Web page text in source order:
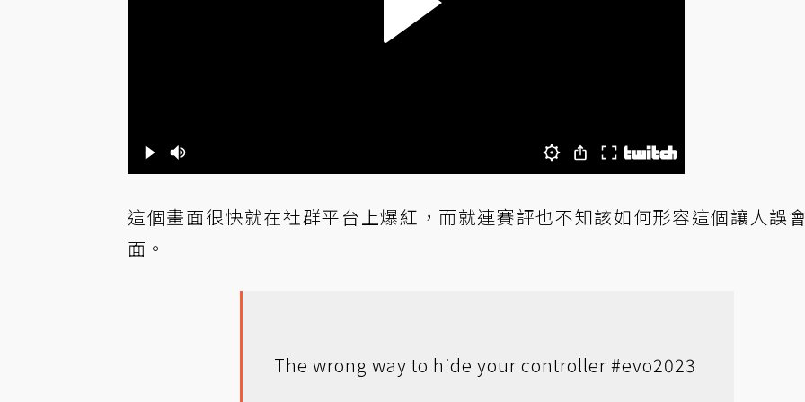
這個畫面很快就在社群平台上爆紅，而就連賽評也不知該如何形容這個讓人誤
面。
The wrong way to hide your controller#evo2023